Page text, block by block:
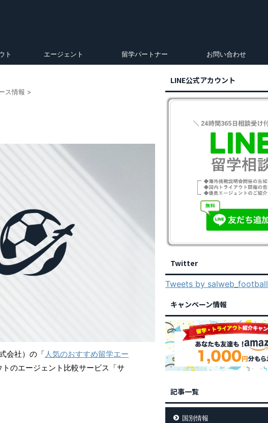
ト エージェント 留学パートナー お問い合わせ
ス情報 >
会社）の「 人気のおすすめ留学エー
のエージェント比較サービス「サ
LINE公式アカウント
Twitter
Tweets by salweb_football
キャンペーン情報
記事一覧
国別情報